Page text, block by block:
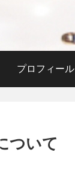
プロフィール
ついて